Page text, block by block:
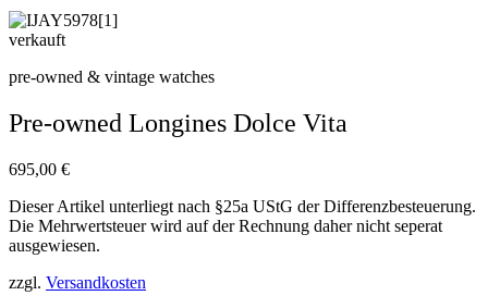
verkauft
pre-owned & vintage watches
Pre-owned Longines Dolce Vita
695,00 €
Dieser Artikel unterliegt nach §25a UStG der Differenzbesteuerung.
Die Mehrwertsteuer wird auf der Rechnung daher nicht seperat
ausgewiesen.
zzgl. Versandkosten